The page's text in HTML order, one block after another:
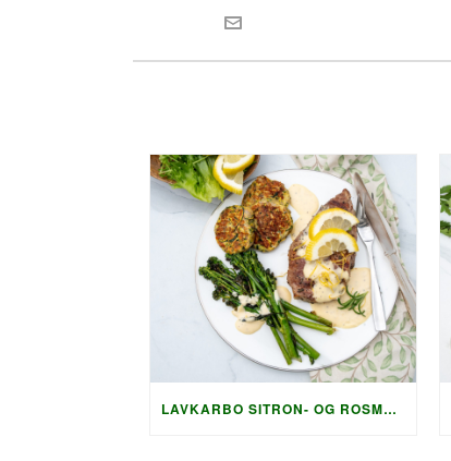
LAVKARBO SITRON- OG ROSMARINMARINERTE NAKKEKOTELETTER MED SPRØ SQUASHRØSTI OG PARMESAN-SAUS